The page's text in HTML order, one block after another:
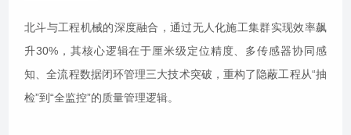
北斗与工程机械的深度融合，通过无人化施工集群实现效率飙
升30%，其核心逻辑在于厘米级定位精度、多传感器协同感
知、全流程数据闭环管理三大技术突破，重构了隐蔽工程从“抽
检”到“全监控”的质量管理逻辑。